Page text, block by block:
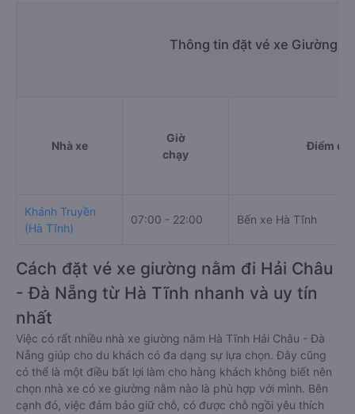
Thông tin đặt vé xe Giường
Nhà xe
Giờ
chạy
Điểm đi
Khánh Truyền
(Hà Tĩnh)
07:00 - 22:00 Bến xe Hà Tĩnh
Cách đặt vé xe giường nằm đi Hải Châu
- Đà Nẵng từ Hà Tĩnh nhanh và uy tín
nhất
Việc có rất nhiều nhà xe giường nằm Hà Tĩnh Hải Châu - Đà
Nẵng giúp cho du khách có đa dạng sự lựa chọn. Đây cũng
có thể là một điều bất lợi làm cho hàng khách không biết nên
chọn nhà xe có xe giường nằm nào là phù hợp với mình. Bên
cạnh đó, việc đảm bảo giữ chỗ, có được chỗ ngồi yêu thích